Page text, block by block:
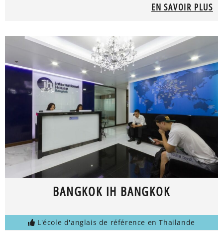
EN SAVOIR PLUS
BANGKOK IH BANGKOK
L'école d'anglais de référence en Thailande